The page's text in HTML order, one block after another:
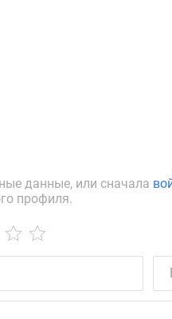
данные, или сначала
профиля.